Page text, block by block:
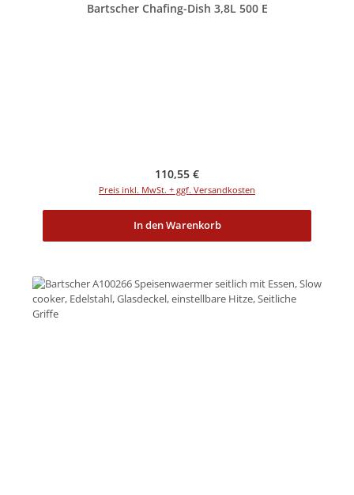
Bartscher Chafing-Dish 3,8L 500 E
Regulärer Preis:
110,55 €
Preis inkl. MwSt. + ggf. Versandkosten
In den Warenkorb